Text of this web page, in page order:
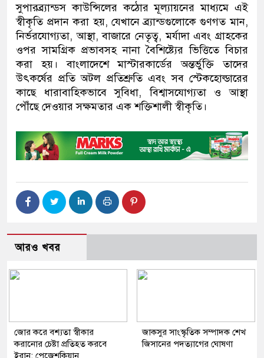
সুপারব্র্যান্ডস কাউন্সিলের কঠোর মূল্যায়নের মাধ্যমে এই
স্বীকৃতি প্রদান করা হয়, যেখানে ব্র্যান্ডগুলোকে গুণগত মান,
নির্ভরযোগ্যতা, আস্থা, বাজারে নেতৃত্ব, মর্যাদা এবং গ্রাহকের
ওপর সামগ্রিক প্রভাবসহ নানা বৈশিষ্ট্যের ভিত্তিতে বিচার
করা হয়। বাংলাদেশে মাস্টারকার্ডের অন্তর্ভুক্তি তাদের
উৎকর্ষের প্রতি অটল প্রতিশ্রুতি এবং সব স্টেকহোল্ডারের
কাছে ধারাবাহিকভাবে সুবিধা, বিশ্বাসযোগ্যতা ও আস্থা
পৌঁছে দেওয়ার সক্ষমতার এক শক্তিশালী স্বীকৃতি।
আরও খবর
জোর করে বশ্যতা স্বীকার
করানোর চেষ্টা প্রতিহত করবে
ইরান: পেজেশকিয়ান
জাকসুর সাংস্কৃতিক সম্পাদক শেখ
জিসানের পদত্যাগের ঘোষণা